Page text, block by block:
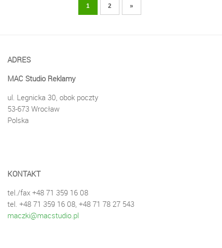
1 2 »
ADRES
MAC Studio Reklamy
ul. Legnicka 30, obok poczty
53-673 Wrocław
Polska
KONTAKT
tel./fax +48 71 359 16 08
tel. +48 71 359 16 08, +48 71 78 27 543
maczki@macstudio.pl